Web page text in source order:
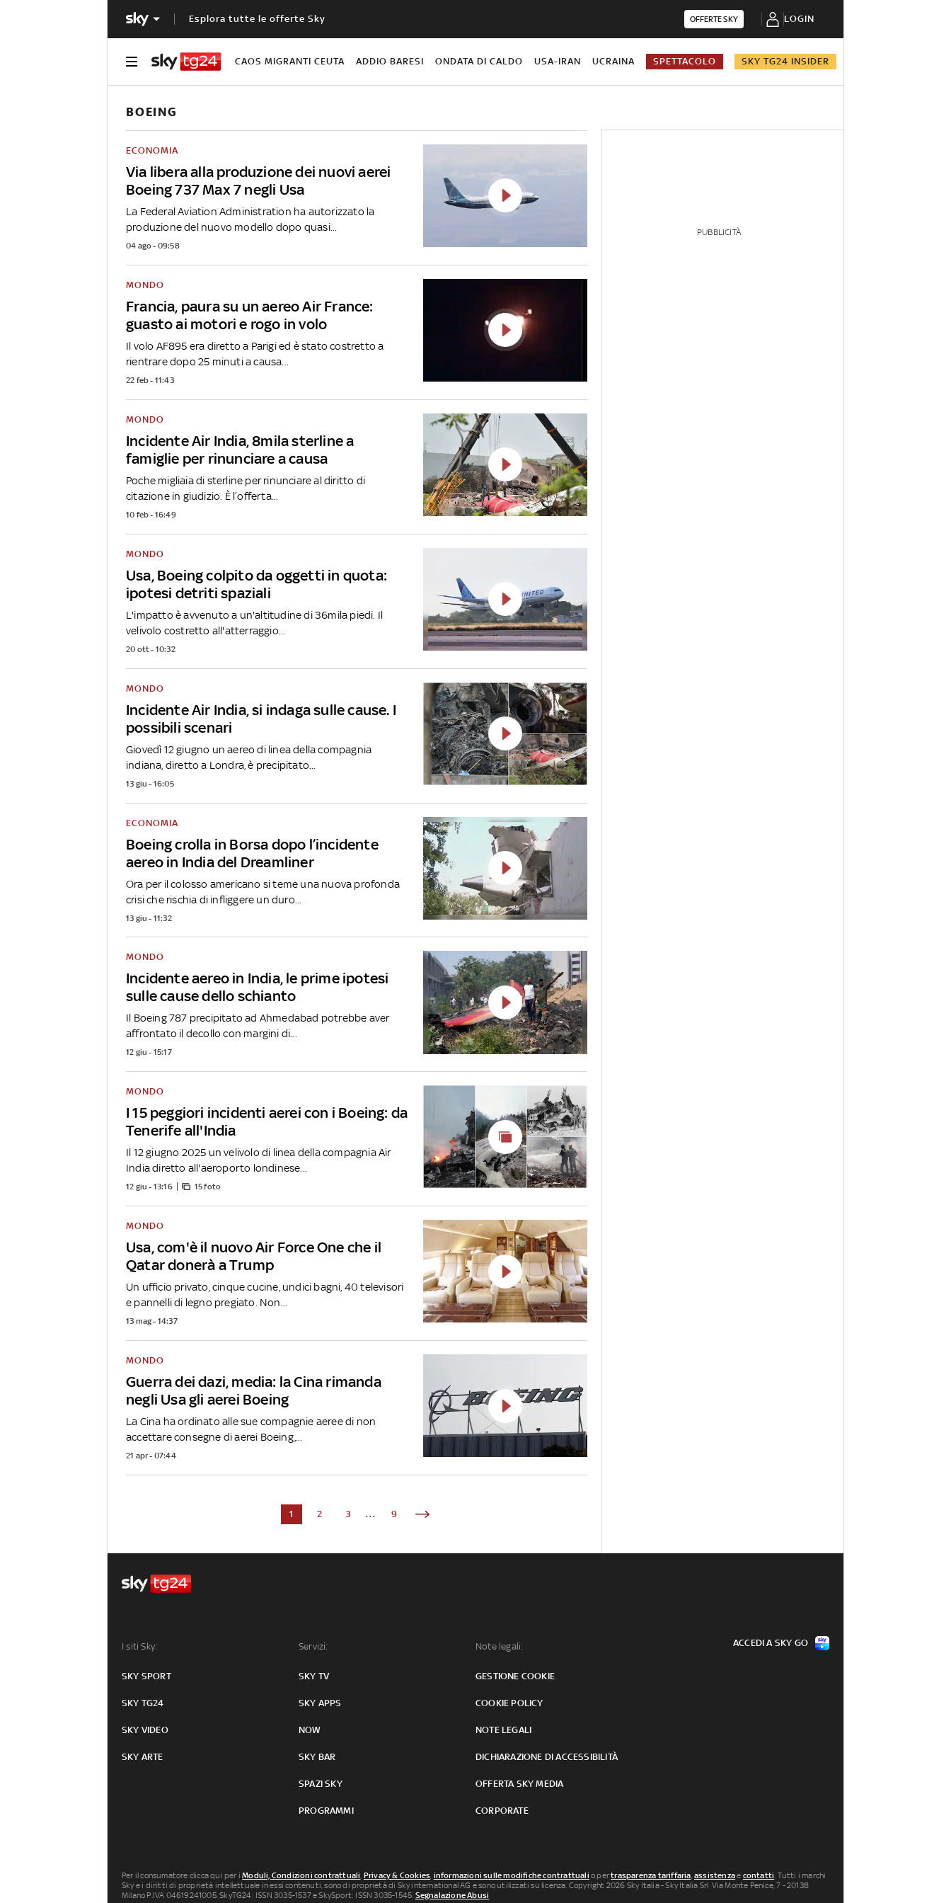
Esplora tutte le offerte Sky OFFERTE SKY LOGIN
CAOS MIGRANTI CEUTA ADDIO BARESI ONDATA DI CALDO USA-IRAN UCRAINA SPETTACOLO SKY TG24 INSIDER
BOEING
Via libera alla produzione dei nuovi aerei
Boeing 737 Max 7 negli Usa
ECONOMIA
La Federal Aviation Administration ha autorizzato la
produzione del nuovo modello dopo quasi...
04 ago - 09:58
Francia, paura su un aereo Air France:
guasto ai motori e rogo in volo
MONDO
Il volo AF895 era diretto a Parigi ed è stato costretto a
rientrare dopo 25 minuti a causa...
22 feb - 11:43
Incidente Air India, 8mila sterline a
famiglie per rinunciare a causa
MONDO
Poche migliaia di sterline per rinunciare al diritto di
citazione in giudizio. È l’offerta...
10 feb - 16:49
Usa, Boeing colpito da oggetti in quota:
ipotesi detriti spaziali
MONDO
L'impatto è avvenuto a un'altitudine di 36mila piedi. Il
velivolo costretto all'atterraggio...
20 ott - 10:32
Incidente Air India, si indaga sulle cause. I
possibili scenari
MONDO
Giovedì 12 giugno un aereo di linea della compagnia
indiana, diretto a Londra, è precipitato...
13 giu - 16:05
Boeing crolla in Borsa dopo l’incidente
aereo in India del Dreamliner
ECONOMIA
Ora per il colosso americano si teme una nuova profonda
crisi che rischia di infliggere un duro...
13 giu - 11:32
Incidente aereo in India, le prime ipotesi
sulle cause dello schianto
MONDO
Il Boeing 787 precipitato ad Ahmedabad potrebbe aver
affrontato il decollo con margini di...
12 giu - 15:17
I 15 peggiori incidenti aerei con i Boeing: da
Tenerife all'India
MONDO
Il 12 giugno 2025 un velivolo di linea della compagnia Air
India diretto all'aeroporto londinese...
12 giu - 13:16 15 foto
Usa, com'è il nuovo Air Force One che il
Qatar donerà a Trump
MONDO
Un ufficio privato, cinque cucine, undici bagni, 40 televisori
e pannelli di legno pregiato. Non...
13 mag - 14:37
Guerra dei dazi, media: la Cina rimanda
negli Usa gli aerei Boeing
MONDO
La Cina ha ordinato alle sue compagnie aeree di non
accettare consegne di aerei Boeing,...
21 apr - 07:44
1 2 3 ... 9
PUBBLICITÀ
I siti Sky:
SKY SPORT
SKY TG24
SKY VIDEO
SKY ARTE
Servizi:
SKY TV
SKY APPS
NOW
SKY BAR
SPAZI SKY
PROGRAMMI
Note legali:
GESTIONE COOKIE
COOKIE POLICY
NOTE LEGALI
DICHIARAZIONE DI ACCESSIBILITÀ
OFFERTA SKY MEDIA
CORPORATE
ACCEDI A SKY GO
Per il consumatore clicca qui per iModuli, Condizioni contrattuali, Privacy & Cookies, informazioni sulle modifiche contrattuali o pertrasparenza tariffaria,assistenzae contatti. Tutti i marchi
Sky e i diritti di proprietà intellettuale in essi contenuti, sono di proprietà di Sky international AG e sono utilizzati su licenza. Copyright 2026 Sky Italia - Sky Italia Srl Via Monte Penice, 7 - 20138
Milano P.IVA 04619241005. SkyTG24: ISSN 3035-1537 e SkySport: ISSN 3035-1545. Segnalazione Abusi